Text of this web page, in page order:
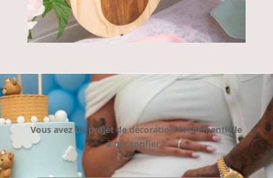
Vous avez un projet de décoration évènementielle
à me confier ?